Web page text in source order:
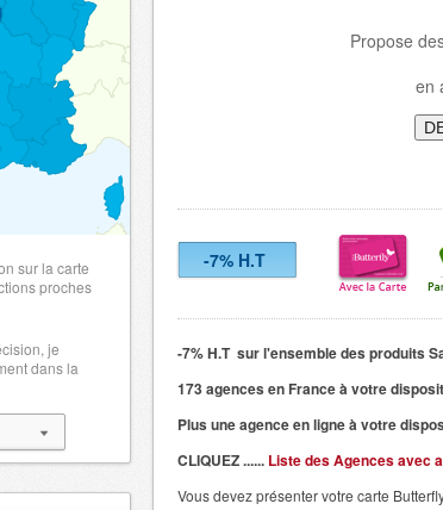
Propose
en
-7% H.T
-7% H.T sur l'ensemble des produits
173 agences en France à votre
Plus une agence en ligne à votre
CLIQUEZ ...... Liste des Agences avec
Vous devez présenter votre carte
sur la carte
proches
je
dans la